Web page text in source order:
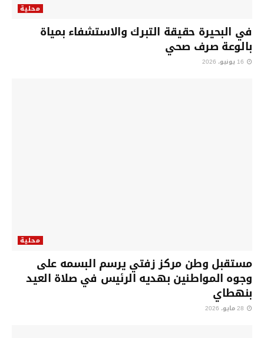
محلية
في البحيرة حقيقة التبرك والاستشفاء بمياة
بالوعة صرف صحي
محلية
مستقبل وطن مركز زفتي يرسم البسمه على
وجوه المواطنين بهديه الرئيس في صلاة العيد
بنهطاي